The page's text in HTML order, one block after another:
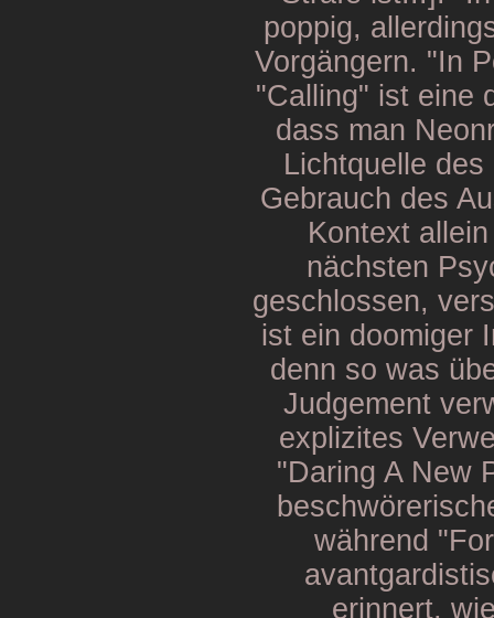
poppig,
Vorgängern. "In
"Calling" ist eine
dass man
Lichtquelle
Gebrauch des
Kontext
nächsten
geschlossen,
ist ein doomiger
denn so was
Judgement
explizites
"Daring A New
während
erinnert,